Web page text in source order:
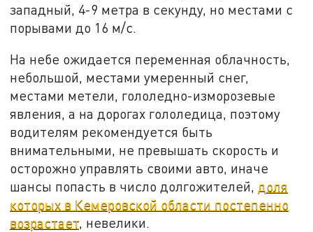
западный, 4-9 метра в секунду, но местами с
порывами до 16 м/с.
На небе ожидается переменная облачность,
небольшой, местами умеренный снег,
местами метели, гололедно-изморозевые
явления, а на дорогах гололедица, поэтому
водителям рекомендуется быть
внимательными, не превышать скорость и
осторожно управлять своими авто, иначе
шансы попасть в число долгожителей, доля
которых в Кемеровской области постепенно
возрастает, невелики.